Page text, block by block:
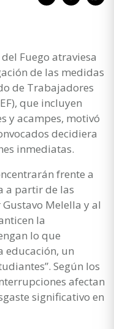
Fuego atraviesa
de las medidas
de Trabajadores
que incluyen
y acampes, motivó
decidiera
inmediatas.
frente a
a partir de las
Melella y al
la
lo que
educación, un
Según los
afectan
significativo en